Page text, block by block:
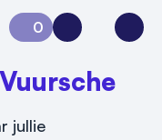
0
Aanvraag 0Inloggen
jullie